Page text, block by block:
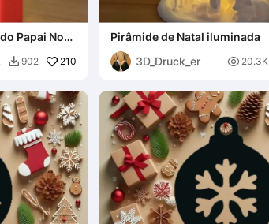
Papai Noel
 902 210
Pirâmide de Natal iluminada
3D_Druck_er
 20.3K